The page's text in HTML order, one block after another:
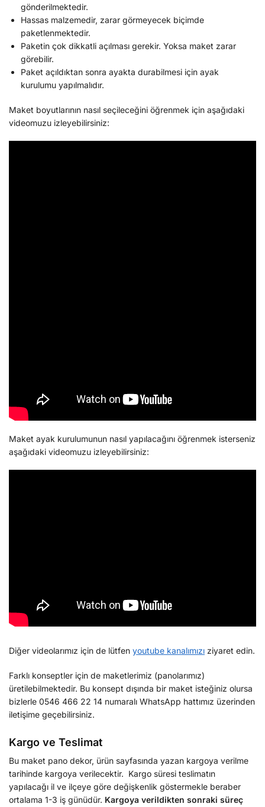
gönderilmektedir.
Hassas malzemedir, zarar görmeyecek biçimde
paketlenmektedir.
Paketin çok dikkatli açılması gerekir. Yoksa maket zarar
görebilir.
Paket açıldıktan sonra ayakta durabilmesi için ayak
kurulumu yapılmalıdır.
Maket boyutlarının nasıl seçileceğini öğrenmek için aşağıdaki
videomuzu izleyebilirsiniz:
Maket ayak kurulumunun nasıl yapılacağını öğrenmek isterseniz
aşağıdaki videomuzu izleyebilirsiniz:
Diğer videolarımız için de lütfen youtube kanalımızı ziyaret edin.
Farklı konseptler için de maketlerimiz (panolarımız)
üretilebilmektedir. Bu konsept dışında bir maket isteğiniz olursa
bizlerle 0546 466 22 14 numaralı WhatsApp hattımız üzerinden
iletişime geçebilirsiniz.
Kargo ve Teslimat
Bu maket pano dekor, ürün sayfasında yazan kargoya verilme
tarihinde kargoya verilecektir. Kargo süresi teslimatın
yapılacağı il ve ilçeye göre değişkenlik göstermekle beraber
ortalama 1-3 iş günüdür. Kargoya verildikten sonraki süreç